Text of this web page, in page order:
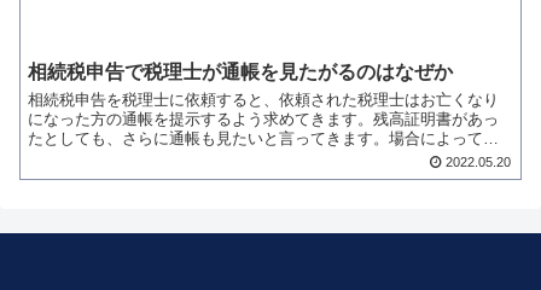
相続税申告で税理士が通帳を見たがるのはなぜか
相続税申告を税理士に依頼すると、依頼された税理士はお亡くなり
になった方の通帳を提示するよう求めてきます。残高証明書があっ
たとしても、さらに通帳も見たいと言ってきます。場合によって
は、お亡くなりになった方のご家族の通帳も見たいと言ってくるこ
と...
2022.05.20